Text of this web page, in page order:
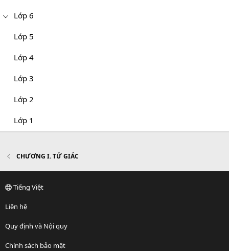
Lớp 6
Lớp 5
Lớp 4
Lớp 3
Lớp 2
Lớp 1
CHƯƠNG I. TỨ GIÁC
Tiếng Việt
Liên hệ
Quy định và Nội quy
Chính sách bảo mật